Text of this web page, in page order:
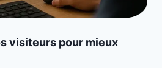
visiteurs pour mieux